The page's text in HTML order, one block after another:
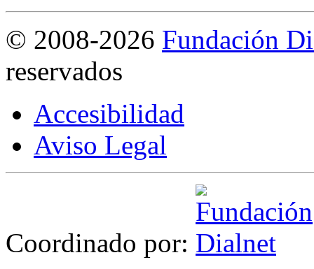
© 2008-2026 Fundación
reservados
Accesibilidad
Aviso Legal
Coordinado por: